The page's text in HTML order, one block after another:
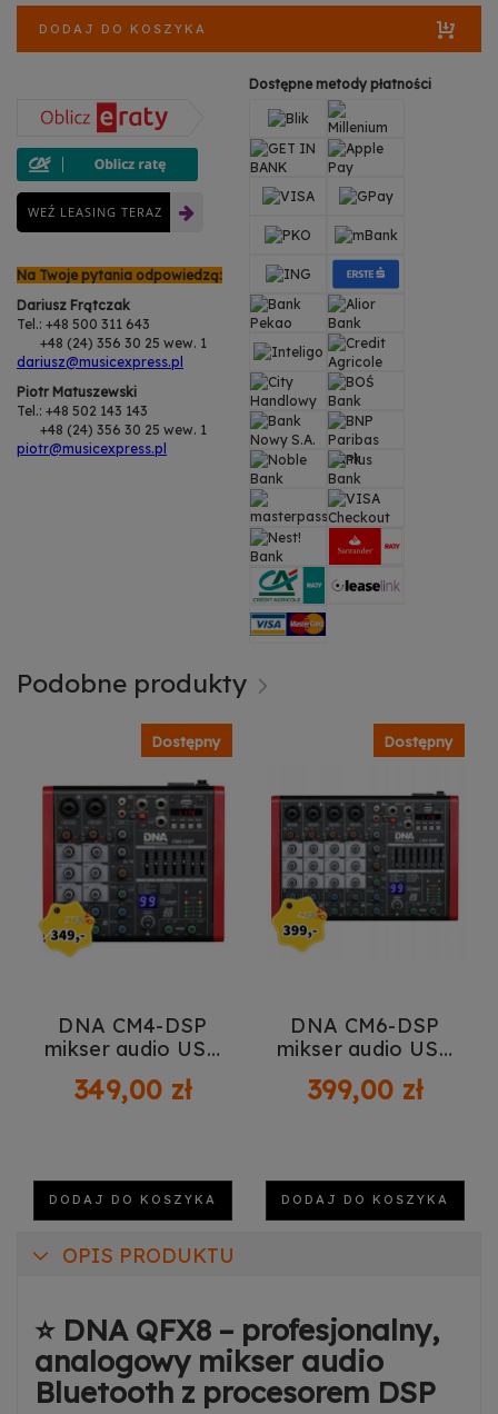
DODAJ DO KOSZYKA
WEŹ LEASING TERAZ
Na Twoje pytania odpowiedzą:
Dariusz Frątczak
Tel.: +48 500 311 643
+48 (24) 356 30 25 wew. 1
dariusz@musicexpress.pl
Piotr Matuszewski
Tel.: +48 502 143 143
+48 (24) 356 30 25 wew. 1
piotr@musicexpress.pl
Dostępne metody płatności
OPIS PRODUKTU
⭐ DNA QFX8 – profesjonalny,
analogowy mikser audio
Bluetooth z procesorem DSP
Podobne produkty
Dostępny
DNA CM4-DSP
mikser audio USB
MP3 Bluetooth
Phantom
349,00 zł
DODAJ DO KOSZYKA
Dostępny
DNA CM6-DSP
mikser audio USB
MP3 Bluetooth
Phantom
399,00 zł
DODAJ DO KOSZYKA